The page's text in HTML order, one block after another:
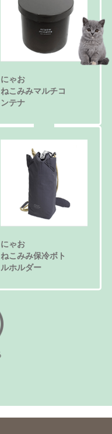
にゃお
ねこみみマルチコ
ンテナ
にゃお
ねこみみ保冷ボト
ルホルダー